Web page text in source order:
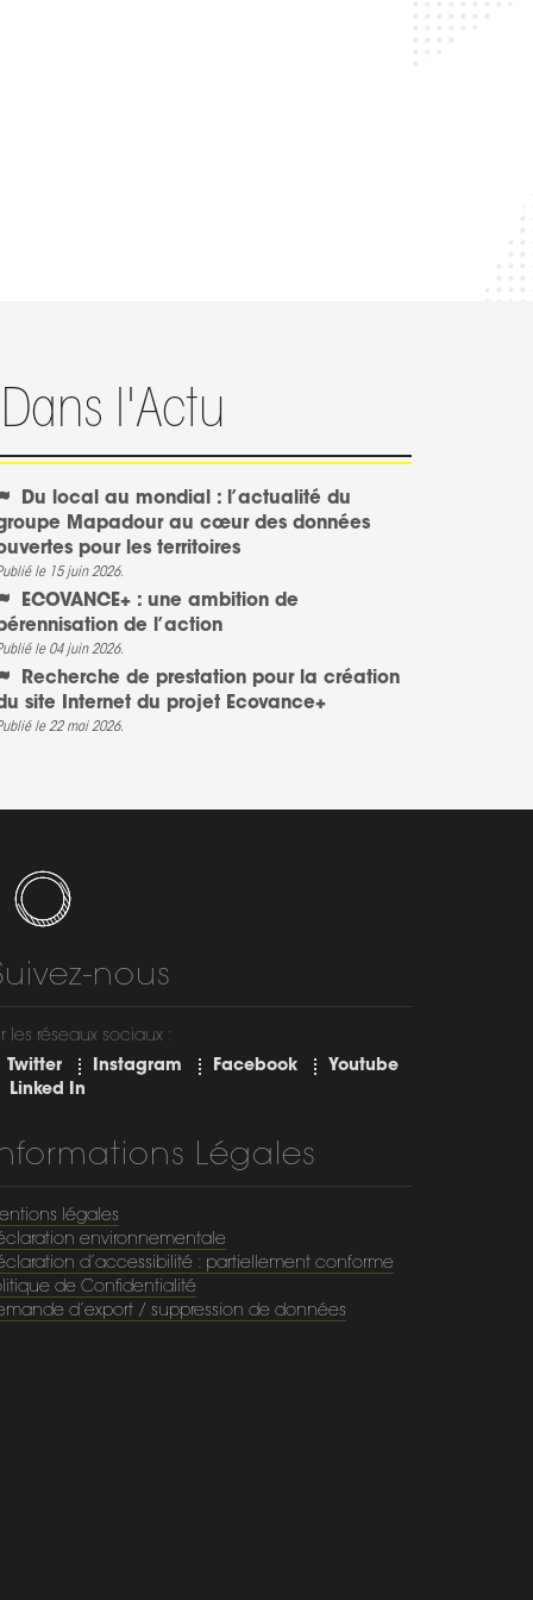
Dans l'Actu
Du local au mondial : l’actualité du
Mapadour au cœur des données
pour les territoires
le 15 juin 2026.
ECOVANCE+ : une ambition de
pérennisation de l’action
le 04 juin 2026.
Recherche de prestation pour la création
site Internet du projet Ecovance+
le 22 mai 2026.
nous
les réseaux sociaux :
Twitter
Instagram Facebook
Youtube
Linked In
Légales
légales
environnementale
d’accessibilité : partiellement conforme
de Confidentialité
d’export / suppression de données